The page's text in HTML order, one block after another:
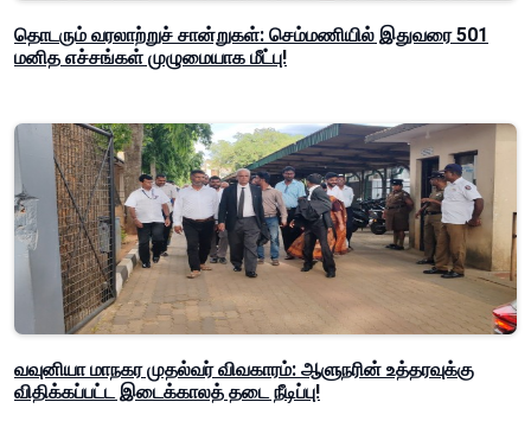
தொடரும் வரலாற்றுச் சான்றுகள்: செம்மணியில் இதுவரை 501
மனித எச்சங்கள் முழுமையாக மீட்பு!
வவுனியா மாநகர முதல்வர் விவகாரம்: ஆளுநரின் உத்தரவுக்கு
விதிக்கப்பட்ட இடைக்காலத் தடை நீடிப்பு!